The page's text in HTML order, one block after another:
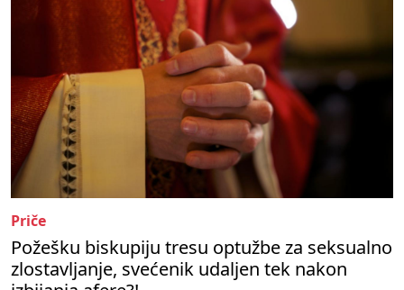
Priče
Požešku biskupiju tresu optužbe za seksualno
zlostavljanje, svećenik udaljen tek nakon